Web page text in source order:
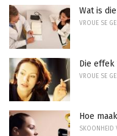
Wat is
VROUE SE
Die
VROUE SE
Hoe
SKOONHEID